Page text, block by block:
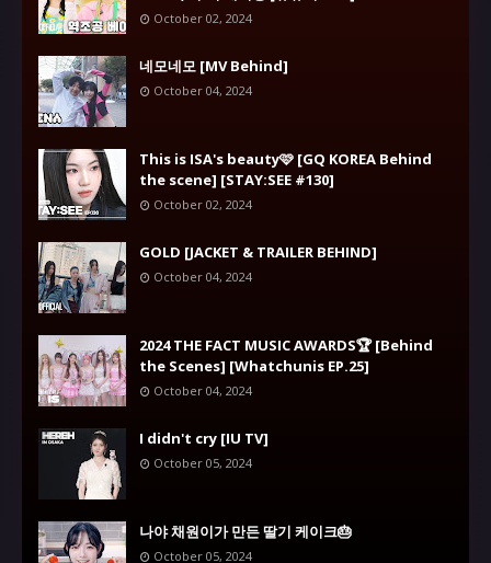
October 02, 2024
네모네모 [MV Behind]
October 04, 2024
This is ISA's beauty🩷 [GQ KOREA Behind
the scene] [STAY:SEE #130]
October 02, 2024
GOLD [JACKET & TRAILER BEHIND]
October 04, 2024
2024 THE FACT MUSIC AWARDS🏆 [Behind
the Scenes] [Whatchunis EP.25]
October 04, 2024
I didn't cry [IU TV]
October 05, 2024
나야 채원이가 만든 딸기 케이크🎂
October 05, 2024